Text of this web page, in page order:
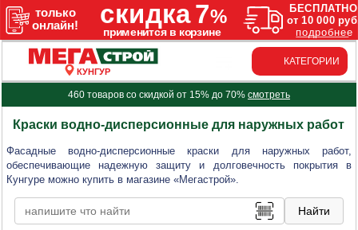
КУНГУР
КАТЕГОРИИ
460 товаров со скидкой от 15% до 70% смотреть
Краски водно-дисперсионные для наружных работ
Фасадные водно-дисперсионные краски для наружных работ,
обеспечивающие надежную защиту и долговечность покрытия в
Кунгуре можно купить в магазине «Мегастрой».